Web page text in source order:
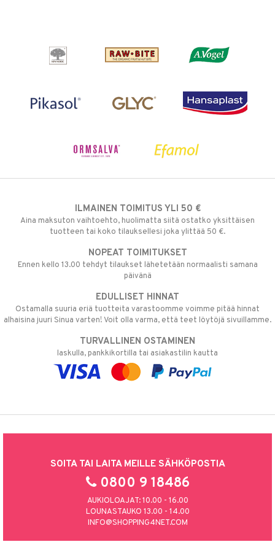
ILMAINEN TOIMITUS YLI 50 €
Aina maksuton vaihtoehto, huolimatta siitä ostatko yksittäisen
tuotteen tai koko tilauksellesi joka ylittää 50 €.
NOPEAT TOIMITUKSET
Ennen kello 13.00 tehdyt tilaukset lähetetään normaalisti samana
päivänä
EDULLISET HINNAT
Ostamalla suuria eriä tuotteita varastoomme voimme pitää hinnat
alhaisina juuri Sinua varten! Voit olla varma, että teet löytöjä sivuillamme.
TURVALLINEN OSTAMINEN
laskulla, pankkikortilla tai asiakastilin kautta
SOITA TAI LAITA MEILLE SÄHKÖPOSTIA
0800 9 18486
AUKIOLOAJAT: 10.00 - 16.00
LOUNASTAUKO 13.00 - 14.00
INFO@SHOPPING4NET.COM